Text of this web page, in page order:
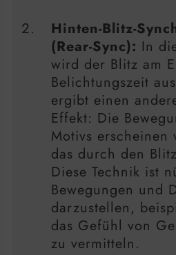
Hinten-Blitz-
(Rear-Sync): In
wird der Blitz am
Belichtungszeit
ergibt einen
Effekt: Die
Motivs erscheinen
das durch den
Diese Technik ist
Bewegungen und
darzustellen,
das Gefühl von
zu vermitteln.